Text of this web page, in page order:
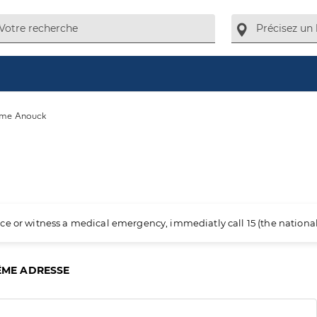
Anouck
or witness a medical emergency, immediatly call 15 (the
ADRESSE